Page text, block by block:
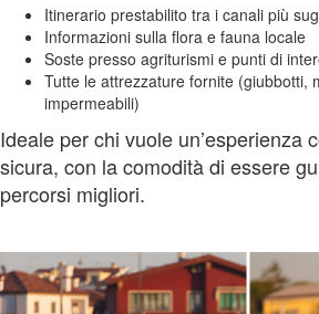
Itinerario prestabilito tra i canali più
Informazioni sulla flora e fauna locale
Soste presso agriturismi e punti di
Tutte le attrezzature fornite (giubbotti,
impermeabili)
Ideale per chi vuole un’esperienza
sicura, con la comodità di essere
percorsi migliori.